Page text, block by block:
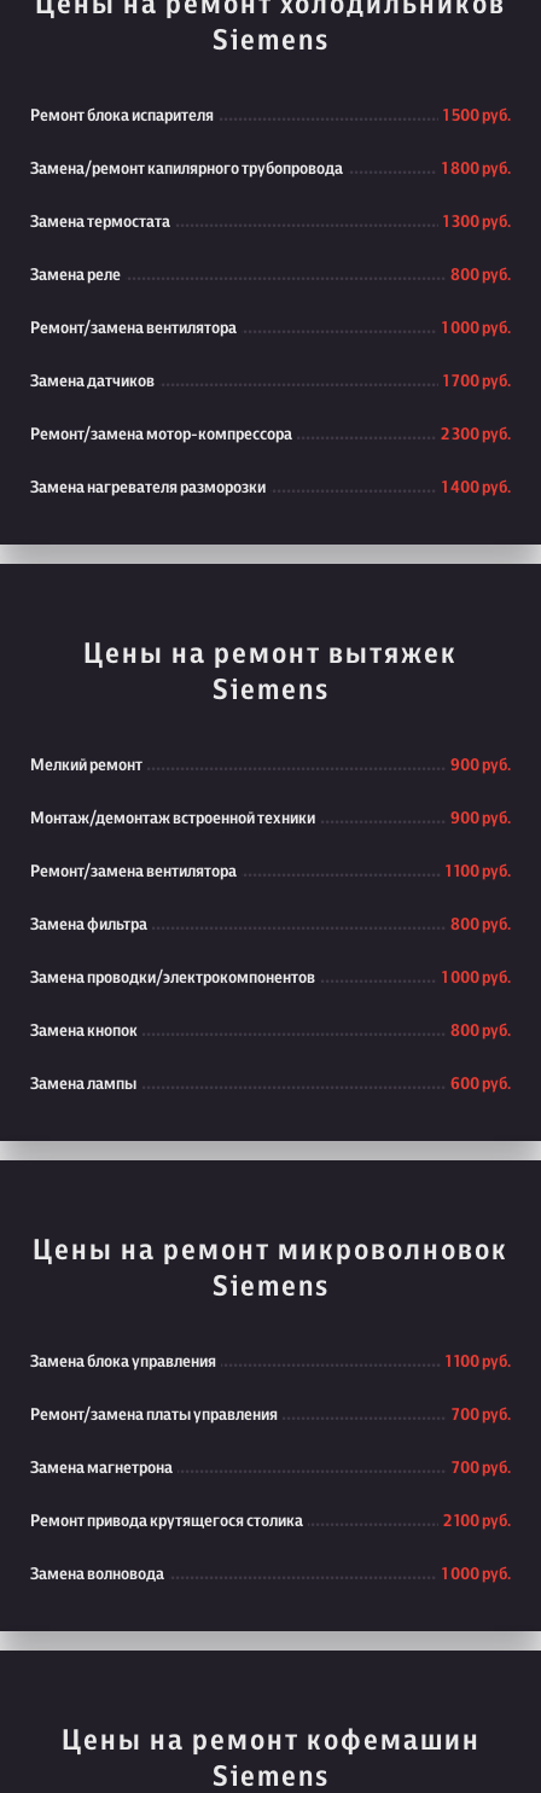
Siemens
Ремонт блока испарителя 1 500 руб.
Замена/ремонт капилярного трубопровода 1 800 руб.
Замена термостата 1 300 руб.
Замена реле 800 руб.
Ремонт/замена вентилятора 1 000 руб.
Замена датчиков 1 700 руб.
Ремонт/замена мотор-компрессора 2 300 руб.
Замена нагревателя разморозки 1 400 руб.
Цены на ремонт вытяжек
Siemens
Мелкий ремонт 900 руб.
Монтаж/демонтаж встроенной техники 900 руб.
Ремонт/замена вентилятора 1 100 руб.
Замена фильтра 800 руб.
Замена проводки/электрокомпонентов 1 000 руб.
Замена кнопок 800 руб.
Замена лампы 600 руб.
Цены на ремонт микроволновок
Siemens
Замена блока управления 1 100 руб.
Ремонт/замена платы управления 700 руб.
Замена магнетрона 700 руб.
Ремонт привода крутящегося столика 2 100 руб.
Замена волновода 1 000 руб.
Цены на ремонт кофемашин
Siemens